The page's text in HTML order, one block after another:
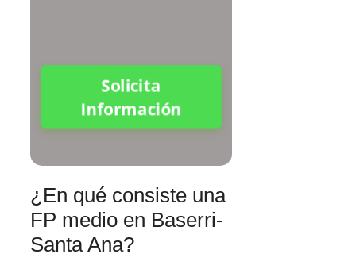
Solicita
Información
¿En qué consiste una
FP medio en Baserri-
Santa Ana?